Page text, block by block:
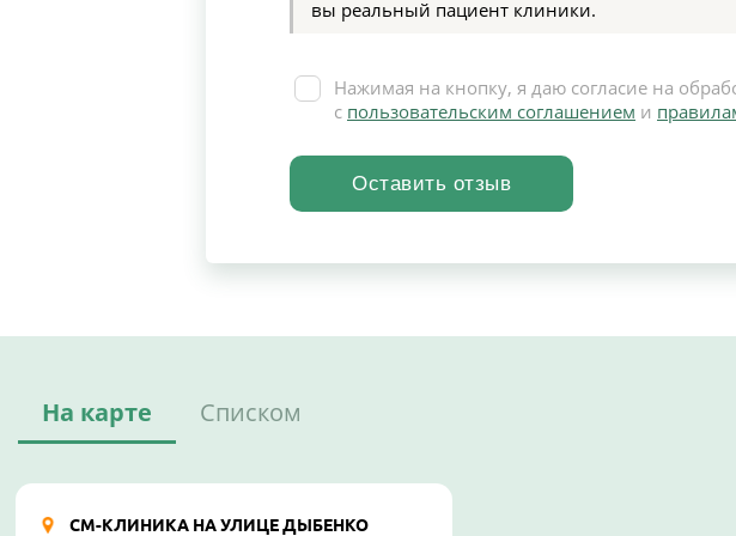
вы реальный пациент клиники.
Нажимая на кнопку, я даю согласие на
с пользовательским соглашением и
На карте Списком
СМ-КЛИНИКА НА УЛИЦЕ ДЫБЕНКО